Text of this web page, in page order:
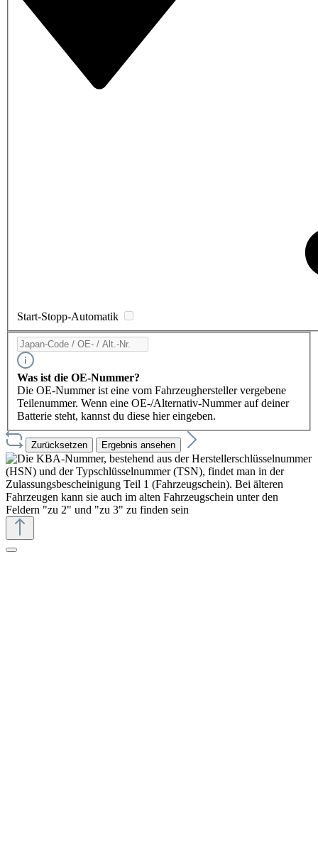
Start-Stopp-Automatik
Was ist die OE-Nummer?
Die OE-Nummer ist eine vom Fahrzeughersteller vergebene
Teilenummer. Wenn eine OE-/Alternativ-Nummer auf deiner
Batterie steht, kannst du diese hier eingeben.